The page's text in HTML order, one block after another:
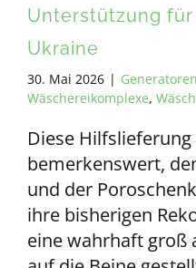
Unterstützung
Ukraine
30. Mai 2026 | Generatoren
Wäschereikomplexe,
Diese
bemerkenswert,
und der
ihre bisherigen
eine wahrhaft groß